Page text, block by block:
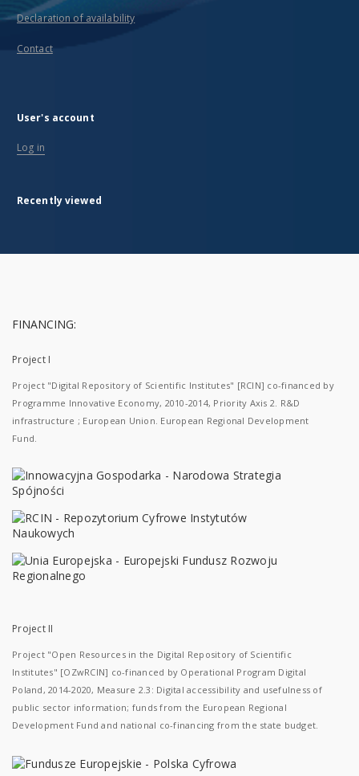
Declaration of availability
Contact
User's account
Log in
Recently viewed
FINANCING:
Project I
Project "Digital Repository of Scientific Institutes" [RCIN] co-financed by
Programme Innovative Economy, 2010-2014, Priority Axis 2. R&D
infrastructure ; European Union. European Regional Development
Fund.
Project II
Project "Open Resources in the Digital Repository of Scientific
Institutes" [OZwRCIN] co-financed by Operational Program Digital
Poland, 2014-2020, Measure 2.3: Digital accessibility and usefulness of
public sector information; funds from the European Regional
Development Fund and national co-financing from the state budget.